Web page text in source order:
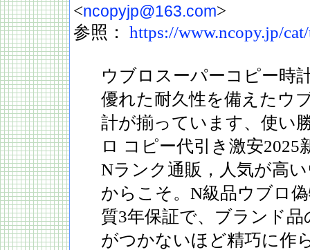
<ncopyjp@163.com>
参照： https://www.ncopy.jp/
ウブロスーパーコピー時
優れた耐久性を備えたウ
計が揃っています、使い
ロ コピー代引き激安2025
Nランク通販，人気が高
からこそ。N級品ウブロ
質3年保証で、ブランド
がつかないほど精巧に作